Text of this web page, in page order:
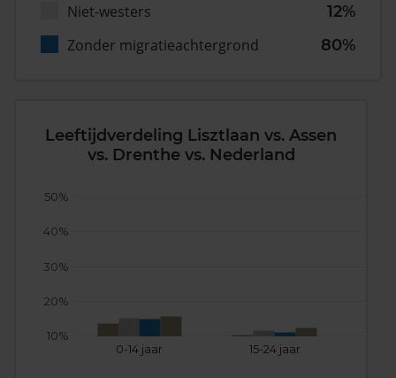
Niet-westers
12%
Zonder migratieachtergrond
80%
Leeftijdverdeling Lisztlaan vs. Assen
vs. Drenthe vs. Nederland
0-14 jaar 15-24 jaar
10%
20%
30%
40%
50%